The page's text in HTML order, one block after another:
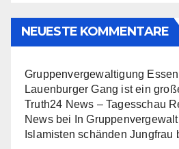
NEUESTE KOMMENTARE
Gruppenvergewaltigung
Lauenburger Gang ist ein
Truth24 News – Tagesschau
Newsbei
In
Islamisten schänden Jungfrau